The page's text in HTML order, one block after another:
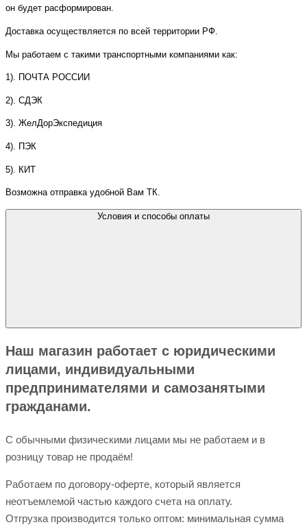
он будет расформирован.
Доставка осуществляется по всей территории РФ.
Мы работаем с такими транспортными компаниями как:
1). ПОЧТА РОССИИ
2). СДЭК
3). ЖелДорЭкспедиция
4). ПЭК
5). КИТ
Возможна отправка удобной Вам ТК.
Условия и способы оплаты
Наш магазин работает с юридическими
лицами, индивидуальными
предпринимателями и самозанятыми
гражданами.
С обычными физическими лицами мы не работаем и в
розницу товар не продаём!
Работаем по договору-оферте, который является
неотъемлемой частью каждого счета на оплату.
Отгрузка производится только оптом: минимальная сумма